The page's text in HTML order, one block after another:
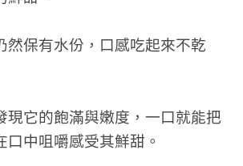
然保有水份，口感吃起來不乾
現它的飽滿與嫩度，一口就能把
口中咀嚼感受其鮮甜。